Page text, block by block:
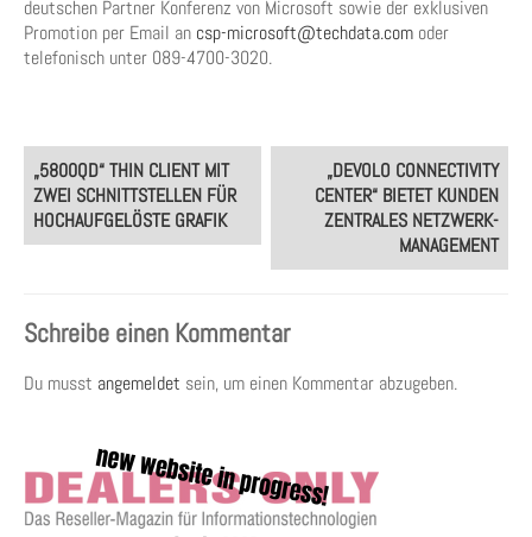
deutschen Partner Konferenz von Microsoft sowie der exklusiven
Promotion per Email an csp-microsoft@techdata.com oder
telefonisch unter 089-4700-3020.
Post
navigation
„5800QD“ THIN CLIENT MIT
ZWEI SCHNITTSTELLEN FÜR
HOCHAUFGELÖSTE GRAFIK
„DEVOLO CONNECTIVITY
CENTER“ BIETET KUNDEN
ZENTRALES NETZWERK-
MANAGEMENT
Schreibe einen Kommentar
Du musst angemeldet sein, um einen Kommentar abzugeben.